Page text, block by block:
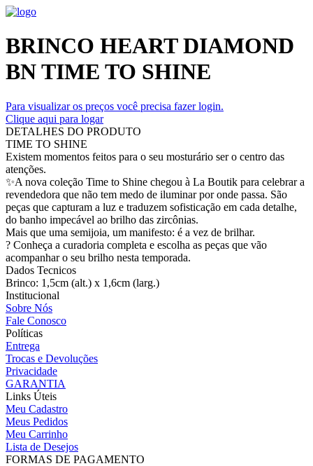
BRINCO HEART DIAMOND
BN TIME TO SHINE
Para visualizar os preços você precisa fazer login.
Clique aqui para logar
DETALHES DO PRODUTO
TIME TO SHINE
Existem momentos feitos para o seu mosturário ser o centro das
atenções.
✨A nova coleção Time to Shine chegou à La Boutik para celebrar a
revendedora que não tem medo de iluminar por onde passa. São
peças que capturam a luz e traduzem sofisticação em cada detalhe,
do banho impecável ao brilho das zircônias.
Mais que uma semijoia, um manifesto: é a vez de brilhar.
? Conheça a curadoria completa e escolha as peças que vão
acompanhar o seu brilho nesta temporada.
Dados Tecnicos
Brinco: 1,5cm (alt.) x 1,6cm (larg.)
Institucional
Sobre Nós
Fale Conosco
Políticas
Entrega
Trocas e Devoluções
Privacidade
GARANTIA
Links Úteis
Meu Cadastro
Meus Pedidos
Meu Carrinho
Lista de Desejos
FORMAS DE PAGAMENTO